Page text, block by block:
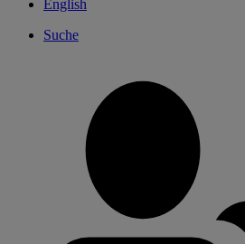
English
Suche